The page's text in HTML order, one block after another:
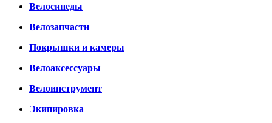
Велосипеды
Велозапчасти
Покрышки и камеры
Велоаксессуары
Велоинструмент
Экипировка